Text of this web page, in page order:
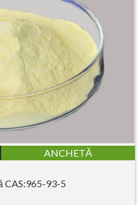
ANCHETĂ
CAS:965-93-5